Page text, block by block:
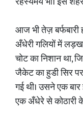
आज भी तेज़ बर्फबारी
अँधेरी गलियों में
चोट का निशान था,
जैकेट का हुडी सिर पर
गई थी। उसने एक
एक अँधेरे से कोठारी